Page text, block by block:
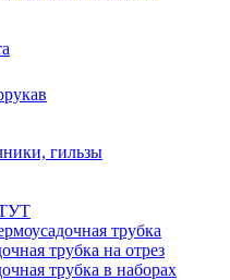
гильзы
трубка
трубка на отрез
трубка в наборах